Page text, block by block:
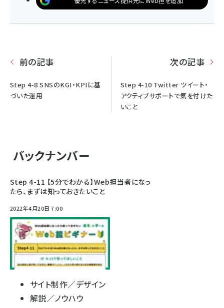
前の記事
Step 4-8 SNSのKGI・KPIに基
づいた運用
次の記事
Step 4-10 Twitter ツイート・
アクティブサポートで気を付けた
いこと
バックナンバー
Step 4-11 【5分でわかる】Web担当者になっ
たら、まずは知っておきたいこと
2022年4月20日 7:00
サイト制作／デザイン
解説／ノウハウ